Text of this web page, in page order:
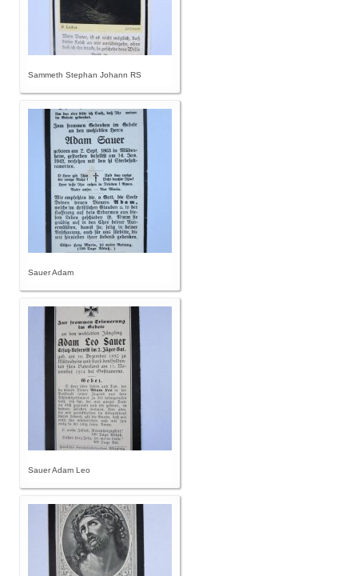
Sammeth Stephan Johann RS
Sauer Adam
Sauer Adam Leo